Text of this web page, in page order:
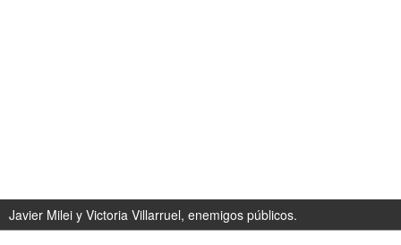
Javier Milei y Victoria Villarruel, enemigos públicos.